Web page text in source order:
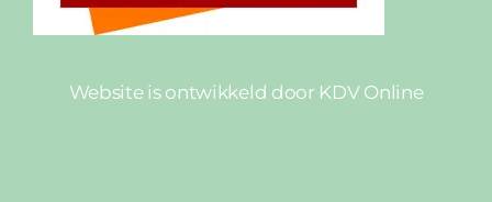
Website is ontwikkeld door KDV Online